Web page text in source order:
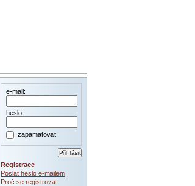
e-mail:
heslo:
zapamatovat
Registrace
Poslat heslo e-mailem
Proč se registrovat